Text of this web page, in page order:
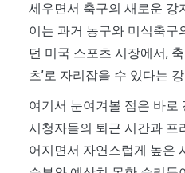
세우면서 축구의 새로운 강
이는 과거 농구와 미식축구
던 미국 스포츠 시장에서,
츠’로 자리잡을 수 있다는
여기서 눈여겨볼 점은 바로
시청자들의 퇴근 시간과 프
어지면서 자연스럽게 높은